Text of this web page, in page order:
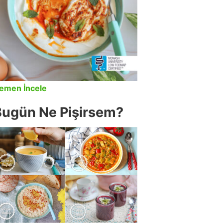
İncele
Ne Pişirsem?